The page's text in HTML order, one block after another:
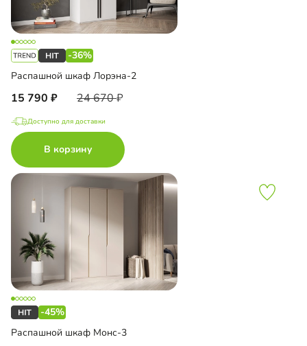
-36%
Распашной шкаф Лорэна-2
15 790 24 670
Доступно для доставки
В корзину
-45%
Распашной шкаф Монс-3